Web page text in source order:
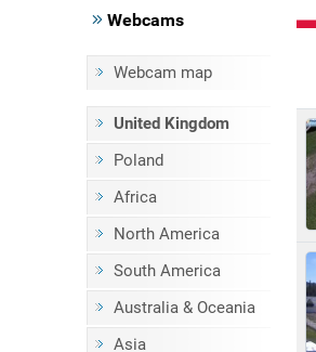
Webcams
Webcam map
United Kingdom
Poland
Africa
North America
South America
Australia & Oceania
Asia